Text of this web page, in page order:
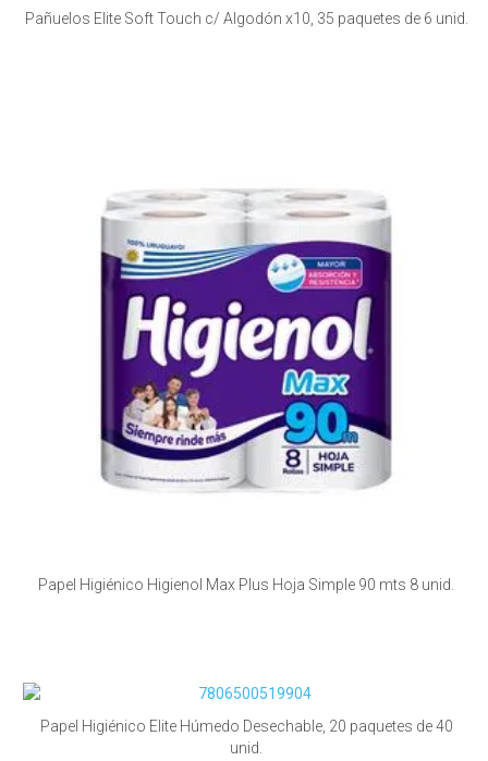
Pañuelos Elite Soft Touch c/ Algodón x10, 35 paquetes de 6 unid.
Papel Higiénico Higienol Max Plus Hoja Simple 90 mts 8 unid.
Papel Higiénico Elite Húmedo Desechable, 20 paquetes de 40
unid.